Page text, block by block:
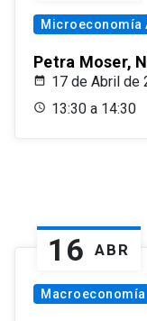
Microeconomía
Petra Moser,
17 de Abril de
13:30 a 14:30
16 ABR
Macroeconomía